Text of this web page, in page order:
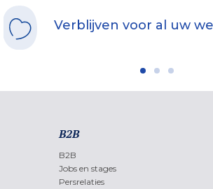
Verblijven voor al uw
B2B
B2B
Jobs en stages
Persrelaties